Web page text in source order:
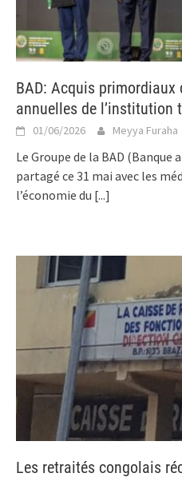
BAD: Acquis primordiaux
annuelles de l’institution
01/06/2026 Meyya Furaha
Le Groupe de la BAD
partagé ce 31 mai avec les
l’économie du [...]
Les retraités congolais